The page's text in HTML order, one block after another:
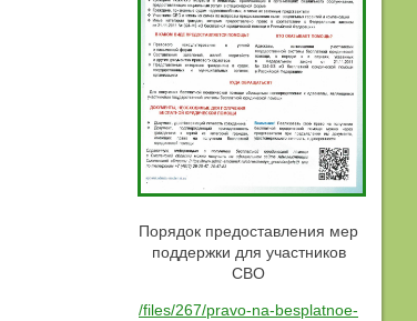
Порядок предоставления мер
поддержки для участников
СВО
/files/267/pravo-na-besplatnoe-